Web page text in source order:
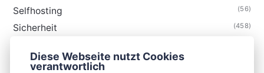
Selfhosting (56)
Sicherheit (458)
Thunderbird
Diese Webseite nutzt Cookies
verantwortlich